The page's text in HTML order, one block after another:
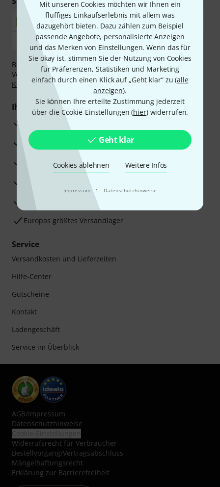
Mit unseren Cookies möchten wir Ihnen ein
fluffiges Einkaufserlebnis mit allem was
dazugehört bieten. Dazu zählen zum Beispiel
passende Angebote, personalisierte Anzeigen
und das Merken von Einstellungen. Wenn das für
Sie okay ist, stimmen Sie der Nutzung von Cookies
für Präferenzen, Statistiken und Marketing
einfach durch einen Klick auf „Geht klar“ zu (alle
anzeigen).
Sie können Ihre erteilte Zustimmung jederzeit
über die Cookie-Einstellungen (hier) widerrufen.
Geht klar
Cookies ablehnen Weitere Infos
Impressum · Datenschutzhinweise
Bezahlen Sie vertraulich und sicher per Nachnahme,
Vorkasse, PayPal, Amazon Pay,Klarna Sofort bezahlen
Klarna Ratenzahlungoder Kreditkarte.
Ihre Vorteile
3 Jahre Thomann Garantie
30 Tage Money-Back-Garantie
Reparaturservice
Beratung durch Fachexperten
Zufriedenheitsgarantie
Europas größtes Versandlager
Service
Versandkosten und Lieferzeiten
Hilfe-Center
Gutscheine
Kontakt
Ladengeschäft
Service im Überblick
AGB/Impressum
Datenschutzhinweise
Widerrufsrecht für Verbraucher
Bestellvorgang/Vertragsabschluss
Mängelhaftungsrecht
Erklärung zur Barrierefreiheit